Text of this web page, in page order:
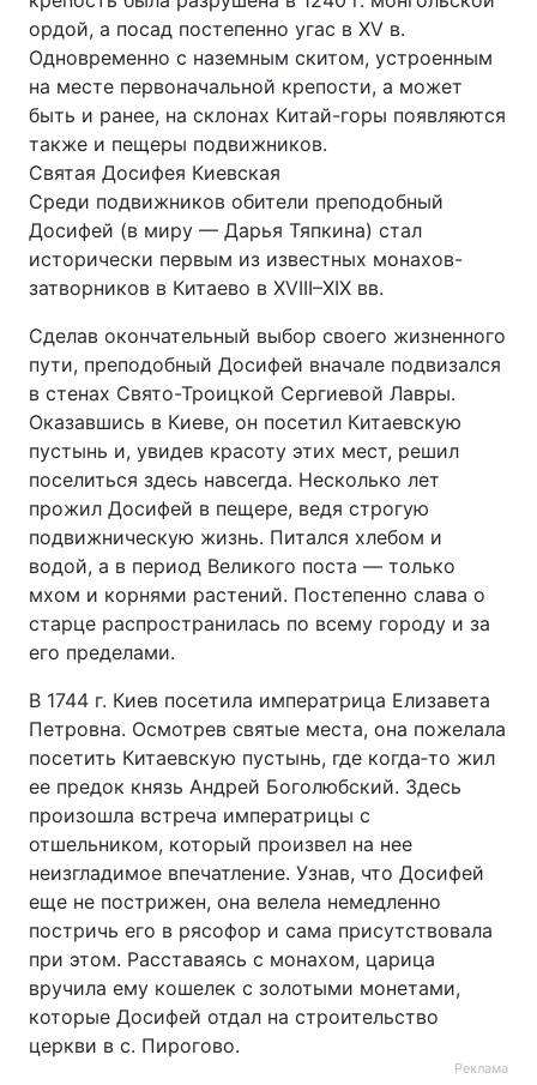
ордой, а посад постепенно угас в XV в.
Одновременно с наземным скитом, устроенным
на месте первоначальной крепости, а может
быть и ранее, на склонах Китай-горы появляются
также и пещеры подвижников.
Святая Досифея Киевская
Среди подвижников обители преподобный
Досифей (в миру — Дарья Тяпкина) стал
исторически первым из известных монахов-
затворников в Китаево в XVIII–XIX вв.
Сделав окончательный выбор своего жизненного
пути, прeподобный Досифей вначале подвизался
в стенах Свято-Троицкой Сергиевой Лавры.
Оказавшись в Киеве, он посетил Китаевскую
пустынь и, увидев красоту этих мест, решил
поселиться здесь навсегда. Несколько лет
прожил Досифей в пещере, ведя строгую
подвижническую жизнь. Питался хлебом и
водой, а в период Великого поста — только
мхом и корнями растений. Постепенно слава о
старце распространилась по всему городу и за
его пределами.
В 1744 г. Киев посетила императрица Елизавета
Петровна. Осмотрев святые места, она пожелала
посетить Китаевскую пустынь, где когда‑то жил
ее предок князь Андрей Боголюбский. Здесь
произошла встреча императрицы с
отшельником, который произвел на нее
неизгладимое впечатление. Узнав, что Досифей
еще не пострижен, она велела немедленно
постричь его в рясофор и сама присутствовала
при этом. Расставаясь с монахом, царица
вручила ему кошелек с золотыми монетами,
которые Досифей отдал на строительство
церкви в с. Пирогово.
Реклама